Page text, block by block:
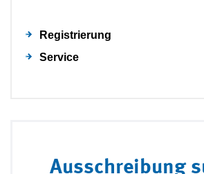
Registrierung
Service
Ausschreibung